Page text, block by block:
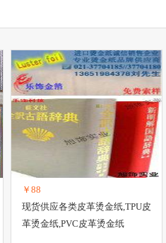
￥88
现货供应各类皮革烫金纸,TPU皮
革烫金纸,PVC皮革烫金纸